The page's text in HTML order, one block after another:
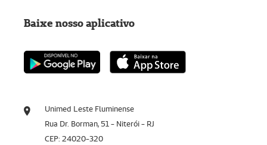
Unimed Leste Fluminense
Rua Dr. Borman, 51 - Niterói - RJ
CEP: 24020-320
Baixe nosso aplicativo